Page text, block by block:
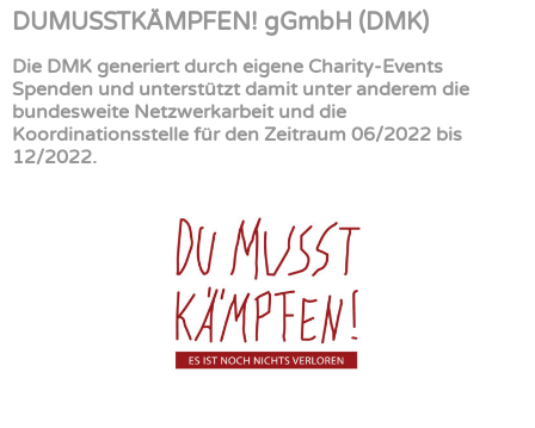
DUMUSSTKÄMPFEN! gGmbH (DMK)
Die DMK generiert durch eigene Charity-Events
Spenden und unterstützt damit unter anderem die
bundesweite Netzwerkarbeit und die
Koordinationsstelle für den Zeitraum 06/2022 bis
12/2022.